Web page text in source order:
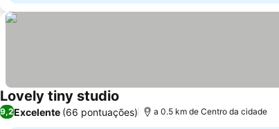
Lovely tiny studio
9,2Excelente (66 pontuações) a 0.5 km de Centro da cidade